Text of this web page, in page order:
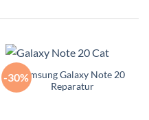
-30%Samsung Galaxy Note 20
Reparatur